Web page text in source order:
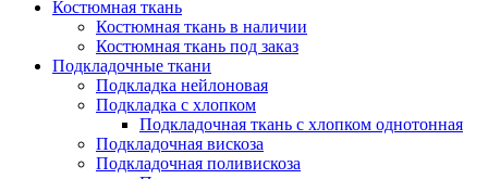
Костюмная ткань
Костюмная ткань в наличии
Костюмная ткань под заказ
Подкладочные ткани
Подкладка нейлоновая
Подкладка с хлопком
Подкладочная ткань с хлопком однотонная
Подкладочная вискоза
Подкладочная поливискоза